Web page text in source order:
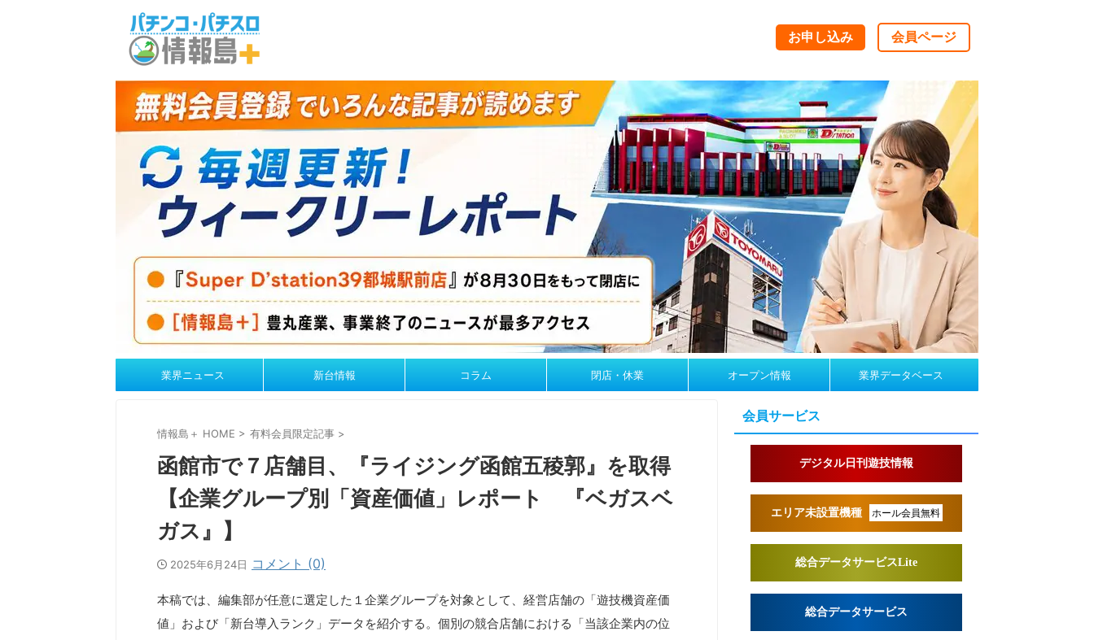
お申し込み 会員ページ
業界ニュース 新台情報 コラム 閉店・休業 オープン情報 業界データベース
情報島＋ HOME > 有料会員限定記事 >
函館市で７店舗目、『ライジング函館五稜郭』を取得
【企業グループ別「資産価値」レポート 『ベガスベ
ガス』】
2025年6月24日 コメント (0)
本稿では、編集部が任意に選定した１企業グループを対象として、経営店舗の「遊技機資産価
値」および「新台導入ランク」データを紹介する。個別の競合店舗における「当該企業内の位
会員サービス
デジタル日刊遊技情報
エリア未設置機種 ホール会員無料
総合データサービスLite
総合データサービス